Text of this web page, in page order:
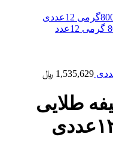
1,535,629 ﷼
طلایی